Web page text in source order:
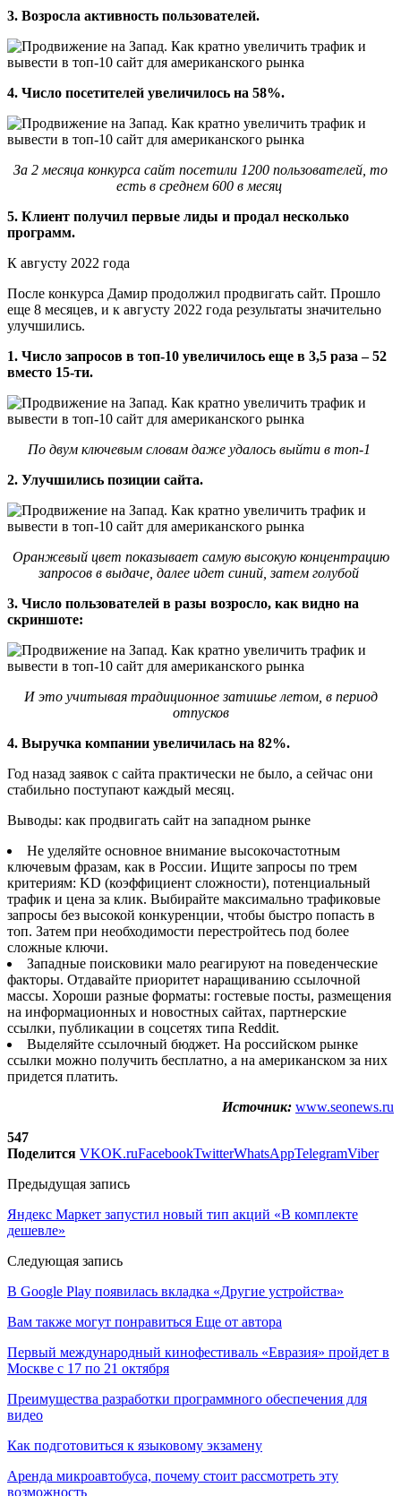
3. Возросла активность пользователей.
4. Число посетителей увеличилось на 58%.
За 2 месяца конкурса сайт посетили 1200 пользователей, то
есть в среднем 600 в месяц
5. Клиент получил первые лиды и продал несколько
программ.
К августу 2022 года
После конкурса Дамир продолжил продвигать сайт. Прошло
еще 8 месяцев, и к августу 2022 года результаты значительно
улучшились.
1. Число запросов в топ-10 увеличилось еще в 3,5 раза – 52
вместо 15-ти.
По двум ключевым словам даже удалось выйти в топ-1
2. Улучшились позиции сайта.
Оранжевый цвет показывает самую высокую концентрацию
запросов в выдаче, далее идет синий, затем голубой
3. Число пользователей в разы возросло, как видно на
скриншоте:
И это учитывая традиционное затишье летом, в период
отпусков
4. Выручка компании увеличилась на 82%.
Год назад заявок с сайта практически не было, а сейчас они
стабильно поступают каждый месяц.
Выводы: как продвигать сайт на западном рынке
Не уделяйте основное внимание высокочастотным
ключевым фразам, как в России. Ищите запросы по трем
критериям: KD (коэффициент сложности), потенциальный
трафик и цена за клик. Выбирайте максимально трафиковые
запросы без высокой конкуренции, чтобы быстро попасть в
топ. Затем при необходимости перестройтесь под более
сложные ключи.
Западные поисковики мало реагируют на поведенческие
факторы. Отдавайте приоритет наращиванию ссылочной
массы. Хороши разные форматы: гостевые посты, размещения
на информационных и новостных сайтах, партнерские
ссылки, публикации в соцсетях типа Reddit.
Выделяйте ссылочный бюджет. На российском рынке
ссылки можно получить бесплатно, а на американском за них
придется платить.
Источник: www.seonews.ru
547
Поделится VKOK.ruFacebookTwitterWhatsAppTelegramViber
Предыдущая запись
Яндекс Маркет запустил новый тип акций «В комплекте
дешевле»
Следующая запись
В Google Play появилась вкладка «Другие устройства»
Вам также могут понравиться Еще от автора
Первый международный кинофестиваль «Евразия» пройдет в
Москве с 17 по 21 октября
Преимущества разработки программного обеспечения для
видео
Как подготовиться к языковому экзамену
Аренда микроавтобуса, почему стоит рассмотреть эту
возможность